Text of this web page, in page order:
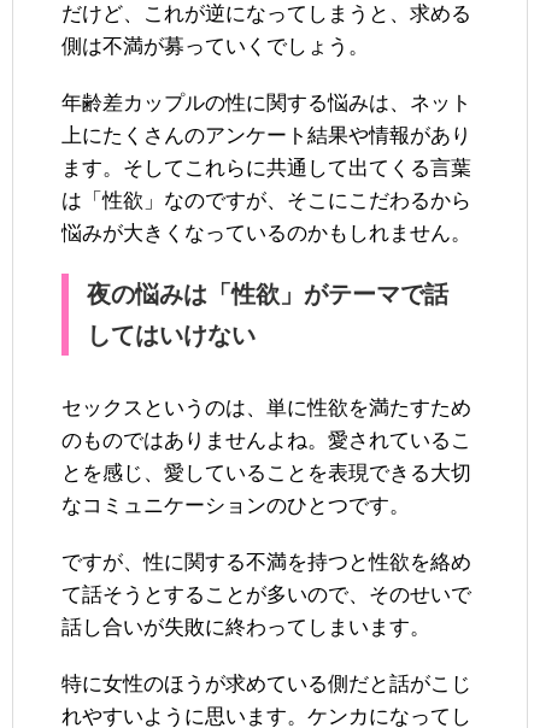
だけど、これが逆になってしまうと、求める
側は不満が募っていくでしょう。
年齢差カップルの性に関する悩みは、ネット
上にたくさんのアンケート結果や情報があり
ます。そしてこれらに共通して出てくる言葉
は「性欲」なのですが、そこにこだわるから
悩みが大きくなっているのかもしれません。
夜の悩みは「性欲」がテーマで話
してはいけない
セックスというのは、単に性欲を満たすため
のものではありませんよね。愛されているこ
とを感じ、愛していることを表現できる大切
なコミュニケーションのひとつです。
ですが、性に関する不満を持つと性欲を絡め
て話そうとすることが多いので、そのせいで
話し合いが失敗に終わってしまいます。
特に女性のほうが求めている側だと話がこじ
れやすいように思います。ケンカになってし